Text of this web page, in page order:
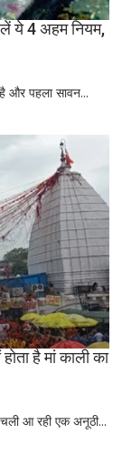
ये 4 अहम नियम,
और पहला सावन...
है मां काली का
आ रही एक अनूठी...